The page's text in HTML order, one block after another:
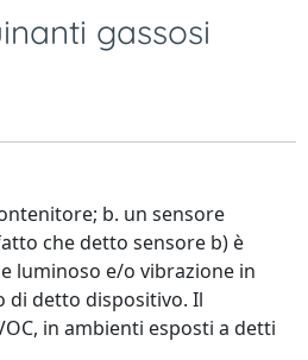
gassosi
b. un sensore
che detto sensore b) è
luminoso e/o vibrazione in
di detto dispositivo. Il
in ambienti esposti a detti